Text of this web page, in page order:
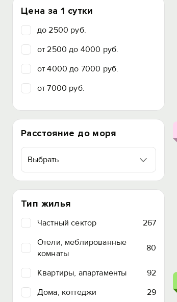
Цена за 1 сутки
до 2500 руб.
от 2500 до 4000 руб.
от 4000 до 7000 руб.
от 7000 руб.
Расстояние до моря
Выбрать
Тип жилья
Частный сектор
267
Отели, меблированные
комнаты
80
Квартиры, апартаменты
92
Дома, коттеджи
29